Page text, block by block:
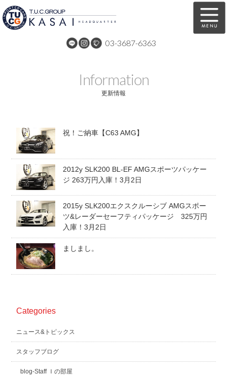
03-3687-6363
全国納車
買取無料査定
スタッフ紹介 リクルート
お問い合わせ
スタッフblog
ホーム
Information
更新情報
祝！ご納車【C63 AMG】
2012y SLK200 BL-EF AMGスポーツパッケー
ジ 263万円入庫！3月2日
2015y SLK200エクスクルーシブ AMGスポー
ツ&レーダーセーフティパッケージ 325万円
入庫！3月2日
ましまし。
Categories
ニュース&トピックス
スタッフブログ
blog-Staff Ｉの部屋